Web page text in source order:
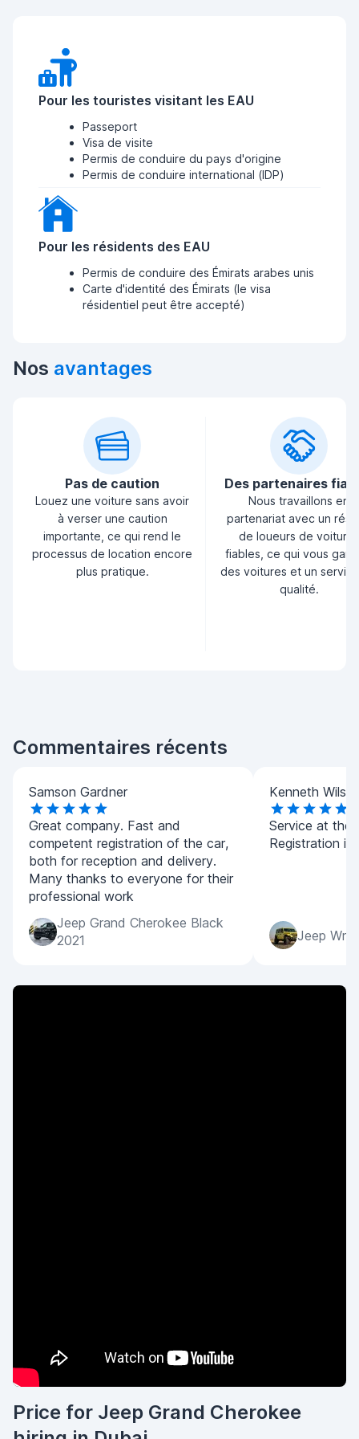
Pour les touristes visitant les EAU
Passeport
Visa de visite
Permis de conduire du pays d'origine
Permis de conduire international (IDP)
Pour les résidents des EAU
Permis de conduire des Émirats arabes unis
Carte d'identité des Émirats (le visa
résidentiel peut être accepté)
Nos avantages
Pas de caution
Louez une voiture sans avoir
à verser une caution
importante, ce qui rend le
processus de location encore
plus pratique.
Des partenaires
Nous travaillons en
partenariat avec un
de loueurs de voitures
fiables, ce qui vous
des voitures et un
qualité.
Commentaires récents
Samson Gardner
Great company. Fast and
competent registration of the car,
both for reception and delivery.
Many thanks to everyone for their
professional work
Jeep Grand Cherokee Black
2021
Kenneth
Service at the
Registration is
Jeep
Price for Jeep Grand Cherokee